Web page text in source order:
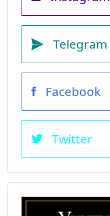
Telegram
Facebook
Twitter